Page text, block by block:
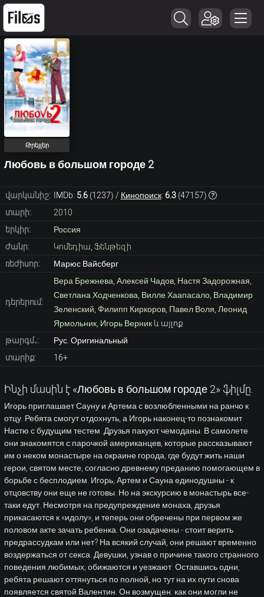
Թրեյլեր
Любовь в большом городе 2
վարկանիշ: IMDb: 5.6(1237) / Кинопоиск: 6.3(47157)
տարի:
2010
երկիր:
Россия
ժանր:
Կոմեդիա Ֆենթեզի
ռեժիսոր:
Марюс Вайсберг
դերերում:
Вера Брежнева Алексей Чадов, Настя Задорожная
Светлана Ходченкова Вилле Хаапасало, Владимир
Зеленский Филипп Киркоров, Павел Воля Леонид
Ярмольник, Игорь Верникև այլոք
թարգմ․:
Рус. Оригинальный
տարիք:
16+
Ինչի մասին է «Любовь в большом городе 2» ֆիլմը.
Игорь приглашает Сауну и Артема с возлюбленными на ранчо к
отцу. Ребята смогут отдохнуть, а Игорь наконец-то познакомит
Настю с будущим тестем. Друзья пакуют чемоданы. В самолете
они знакомятся с парочкой американцев, которые рассказывают
им о неком монастыре на окраине города, где будут жить наши
герои, святом месте, согласно древнему преданию помогающем в
борьбе с бесплодием. Игорь, Артем и Сауна единодушны - к
отцовству они еще не готовы. Но на экскурсию в монастырь все-
таки едут. Несмотря на предупреждение монаха, друзья
прикасаются к «идолу», и теперь они обречены при первом же
половом акте зачать ребенка. Они озадачены - стоит верить
предрассудкам или нет? На всякий случай, они решают временно
воздержаться от секса. Девушки, узнав о причине такого странного
поведения любимых, обижаются и уезжают. Оставшись одни,
ребята решают оттянуться по полной, но тут на их пути снова
появляется святой Валентин. Он возмущен: как они могли не